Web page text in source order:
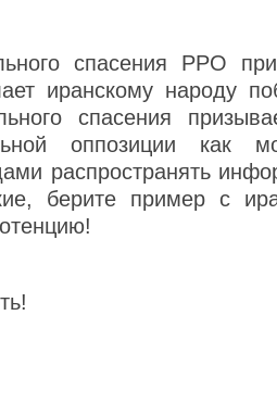
спасения РРО
иранскому народу
спасения
оппозиции как
распространять
берите пример с